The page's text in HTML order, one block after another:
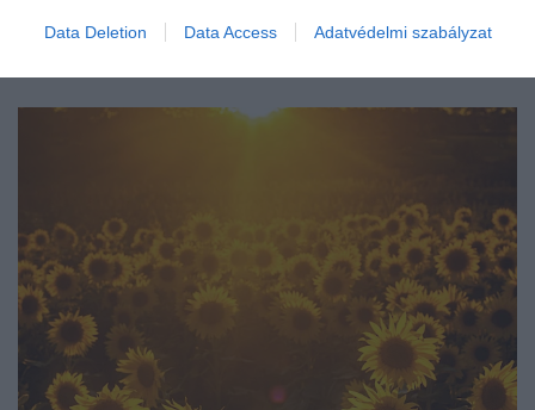
Data Deletion Data Access Adatvédelmi szabályzat